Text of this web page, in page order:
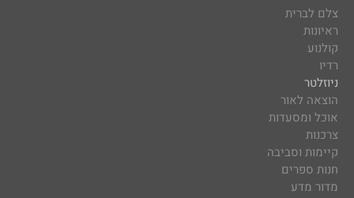
צלם לברית
ראיונות
קולנוע
רדיו
ניוזלטר
הוצאה לאור
אוכל ומסעדות
צרכנות
קיימות וסביבה
חנות ספרים
מדור מדע